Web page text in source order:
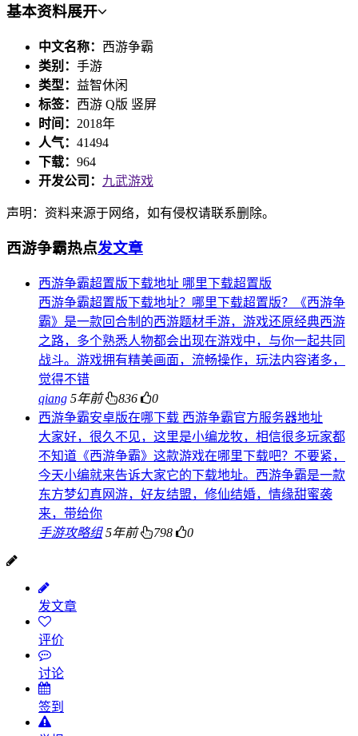
基本资料展开
中文名称： 西游争霸
类别： 手游
类型： 益智休闲
标签： 西游 Q版 竖屏
时间： 2018年
人气： 41494
下载： 964
开发公司： 九武游戏
声明：资料来源于网络，如有侵权请联系删除。
西游争霸热点发文章
西游争霸超置版下载地址 哪里下载超置版
西游争霸超置版下载地址？哪里下载超置版？《西游争
霸》是一款回合制的西游题材手游，游戏还原经典西游
之路，多个熟悉人物都会出现在游戏中，与你一起共同
战斗。游戏拥有精美画面，流畅操作，玩法内容诸多，
觉得不错
qiang 5年前 836
0
西游争霸安卓版在哪下载 西游争霸官方服务器地址
大家好，很久不见，这里是小编龙牧，相信很多玩家都
不知道《西游争霸》这款游戏在哪里下载吧？不要紧，
今天小编就来告诉大家它的下载地址。西游争霸是一款
东方梦幻真网游，好友结盟，修仙结婚，情缘甜蜜袭
来，带给你
手游攻略组 5年前 798 0
发文章
评价
讨论
签到